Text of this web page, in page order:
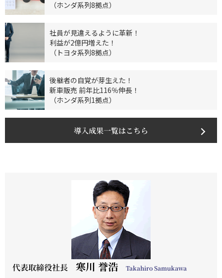
（ホンダ系列8拠点）
社員が見違えるように革新！
利益が2億円増えた！
（トヨタ系列8拠点）
後継者の自覚が芽生えた！
新車販売 前年比116％伸長！
（ホンダ系列1拠点）
導入成果一覧はこちら
代表取締役社長 寒川 誉浩 Takahiro Samukawa